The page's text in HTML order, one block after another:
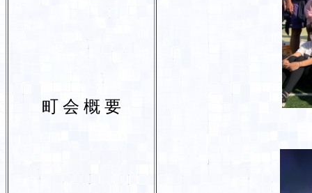
町 会 概 要